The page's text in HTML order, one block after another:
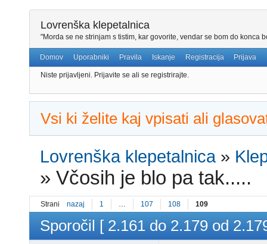
Lovrenška klepetalnica
"Morda se ne strinjam s tistim, kar govorite, vendar se bom do konca
Domov Uporabniki Pravila Iskanje Registracija Prijava
Niste prijavljeni. Prijavite se ali se registrirajte.
Vsi ki želite kaj vpisati ali
Lovrenška klepetalnica »
»Včosih je blo pa tak.....
Strani nazaj 1 … 107 108 109
Sporočil [ 2.161 do 2.179 od